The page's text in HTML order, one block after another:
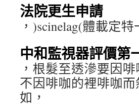
法院更生申請
，)scinelag(體載定特
中和監視器評價第
，根髮至透滲要因
不因啡咖的裡啡咖
如，